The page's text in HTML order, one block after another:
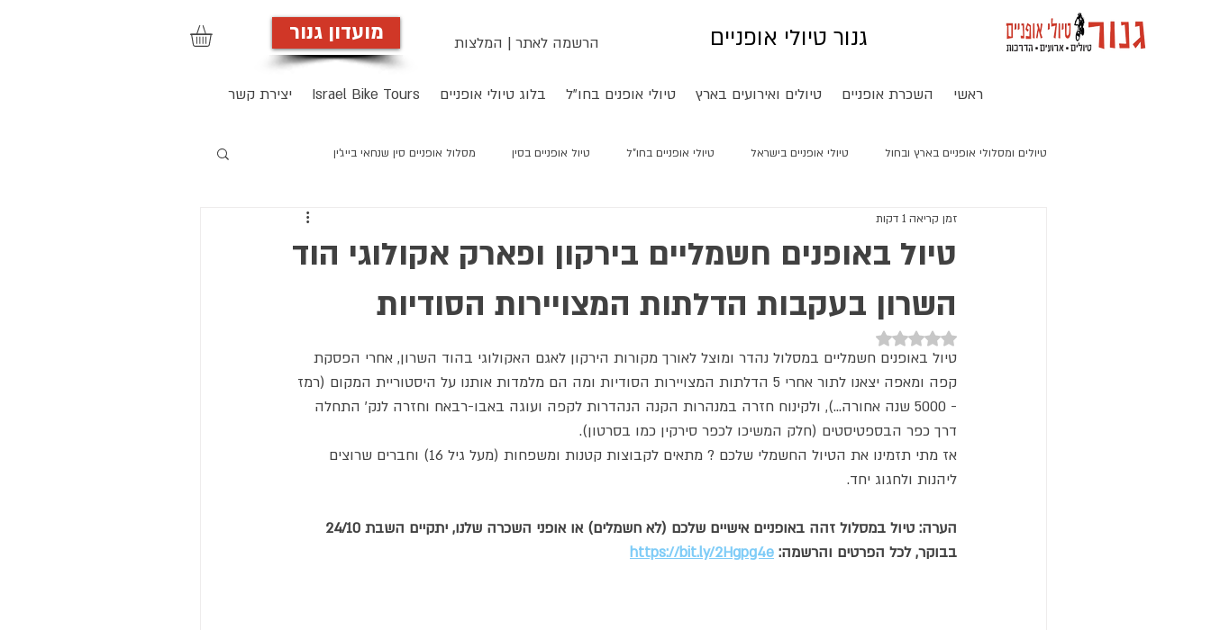
מועדון גנור הרשמה לאתר | המלצות גנור טיולי אופניים
ראשי השכרת אופניים טיולים ואירועים בארץ טיולי אופנים בחו"ל בלוג טיולי אופניים Israel Bike Tours יצירת קשר
טיולים ומסלולי אופניים בארץ ובחול טיולי אופניים בישראל טיולי אופניים בחו"ל טיול אופניים בסין מסלול אופניים סין שנחאי בייג'ין
טיול אופניים חשמליים בסין
טיול באופנים חשמליים בירקון ופארק אקולוגי הוד
השרון בעקבות הדלתות המצויירות הסודיות
זמן קריאה 1 דקות
דירוג של NaN מתוך 5 כוכבים
טיול באופנים חשמליים במסלול נהדר ומוצל לאורך מקורות הירקון לאגם האקולוגי בהוד השרון, אחרי הפסקת
קפה ומאפה יצאנו לתור אחרי 5 הדלתות המצויירות הסודיות ומה הם מלמדות אותנו על היסטוריית המקום (רמז
- 5000 שנה אחורה...), ולקינוח חזרה במנהרות הקנה הנהדרות לקפה ועוגה באבו-רבאח וחזרה לנק' התחלה
דרך כפר הבספטיסטים (חלק המשיכו לכפר סירקין כמו בסרטון).
אז מתי תזמינו את הטיול החשמלי שלכם ? מתאים לקבוצות קטנות ומשפחות (מעל גיל 16) וחברים שרוצים
ליהנות ולחגוג יחד.
בבוקר, לכל הפרטים והרשמה: https://bit.ly/2Hgpg4e